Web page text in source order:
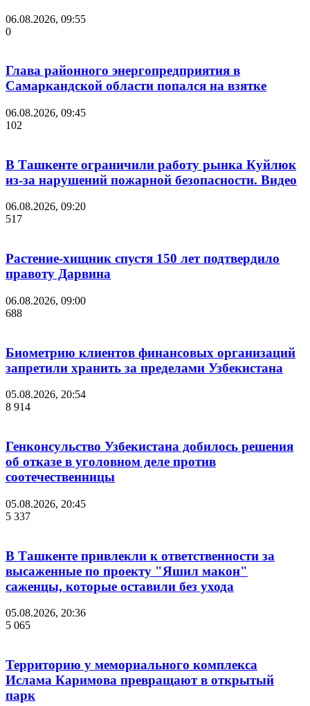
06.08.2026, 09:55
0
Глава районного энергопредприятия в
Самаркандской области попался на взятке
06.08.2026, 09:45
102
В Ташкенте ограничили работу рынка Куйлюк
из-за нарушений пожарной безопасности. Видео
06.08.2026, 09:20
517
Растение-хищник спустя 150 лет подтвердило
правоту Дарвина
06.08.2026, 09:00
688
Биометрию клиентов финансовых организаций
запретили хранить за пределами Узбекистана
05.08.2026, 20:54
8 914
Генконсульство Узбекистана добилось решения
об отказе в уголовном деле против
соотечественницы
05.08.2026, 20:45
5 337
В Ташкенте привлекли к ответственности за
высаженные по проекту "Яшил макон"
саженцы, которые оставили без ухода
05.08.2026, 20:36
5 065
Территорию у мемориального комплекса
Ислама Каримова превращают в открытый
парк